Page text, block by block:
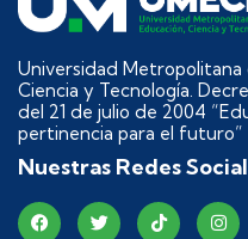
Universidad Metropolitana
Ciencia y Tecnología.
del 21 de julio de 2004
pertinencia para el futuro”
Nuestras Redes